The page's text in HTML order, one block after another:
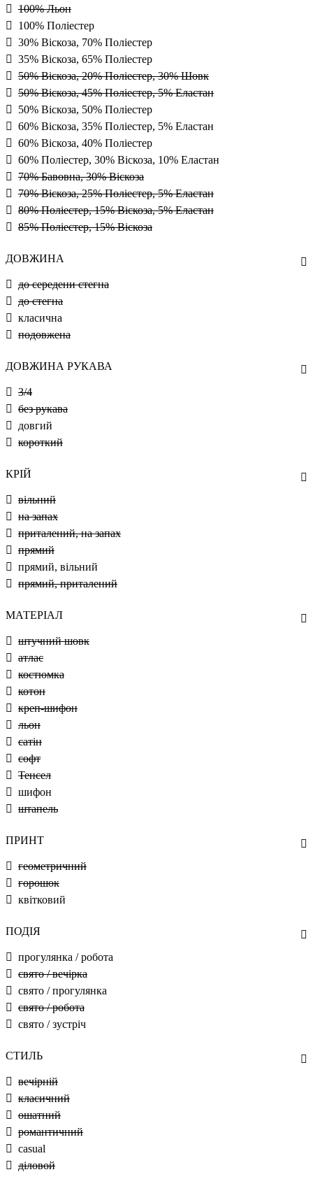
100% Льон
100% Поліестер
30% Віскоза, 70% Поліестер
35% Віскоза, 65% Поліестер
50% Віскоза, 20% Поліестер, 30% Шовк
50% Віскоза, 45% Поліестер, 5% Еластан
50% Віскоза, 50% Поліестер
60% Віскоза, 35% Поліестер, 5% Еластан
60% Віскоза, 40% Поліестер
60% Поліестер, 30% Віскоза, 10% Еластан
70% Бавовна, 30% Віскоза
70% Віскоза, 25% Поліестер, 5% Еластан
80% Поліестер, 15% Віскоза, 5% Еластан
85% Поліестер, 15% Віскоза
ДОВЖИНА
до середени стегна
до стегна
класична
подовжена
ДОВЖИНА РУКАВА
3/4
без рукава
довгий
короткий
КРІЙ
вільний
на запах
приталений, на запах
прямий
прямий, вільний
прямий, приталений
МАТЕРІАЛ
штучний шовк
атлас
костюмка
котон
креп-шифон
льон
сатін
софт
Тенсел
шифон
штапель
ПРИНТ
геометричний
горошок
квітковий
ПОДІЯ
прогулянка / робота
свято / вечірка
свято / прогулянка
свято / робота
свято / зустріч
СТИЛЬ
вечірній
класичний
ошатний
романтичний
casual
діловой